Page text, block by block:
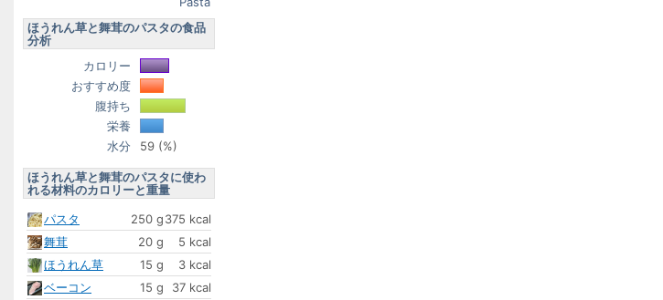
ほうれん草と舞茸のパスタの食品
分析
カロリー
おすすめ度
腹持ち
栄養
水分
59 (%)
ほうれん草と舞茸のパスタに使わ
れる材料のカロリーと重量
パスタ
250 g375 kcal
舞茸
20 g
5 kcal
ほうれん草
15 g
3 kcal
ベーコン
15 g
37 kcal